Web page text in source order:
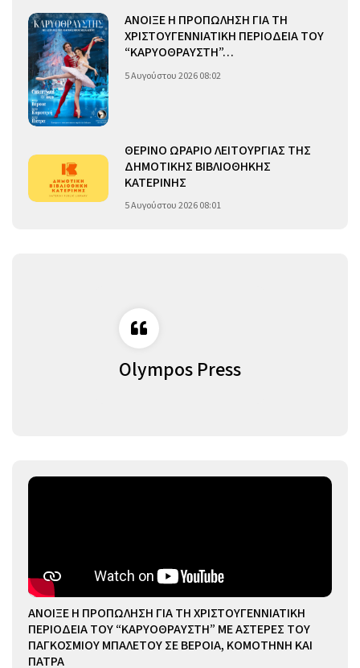
ΑΝΟΙΞΕ Η ΠΡΟΠΩΛΗΣΗ ΓΙΑ ΤΗ
ΧΡΙΣΤΟΥΓΕΝΝΙΑΤΙΚΗ ΠΕΡΙΟΔΕΙΑ ΤΟΥ
“ΚΑΡΥΟΘΡΑΥΣΤΗ”…
5 Αυγούστου 2026 08:02
ΘΕΡΙΝΟ ΩΡΑΡΙΟ ΛΕΙΤΟΥΡΓΙΑΣ ΤΗΣ
ΔΗΜΟΤΙΚΗΣ ΒΙΒΛΙΟΘΗΚΗΣ
ΚΑΤΕΡΙΝΗΣ
5 Αυγούστου 2026 08:01
Olympos Press
ΑΝΟΙΞΕ Η ΠΡΟΠΩΛΗΣΗ ΓΙΑ ΤΗ ΧΡΙΣΤΟΥΓΕΝΝΙΑΤΙΚΗ
ΠΕΡΙΟΔΕΙΑ ΤΟΥ “ΚΑΡΥΟΘΡΑΥΣΤΗ” ΜΕ ΑΣΤΕΡΕΣ ΤΟΥ
ΠΑΓΚΟΣΜΙΟΥ ΜΠΑΛΕΤΟΥ ΣΕ ΒΕΡΟΙΑ, ΚΟΜΟΤΗΝΗ ΚΑΙ
ΠΑΤΡΑ